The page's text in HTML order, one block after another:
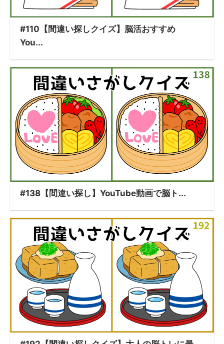
#110【間違い探しクイズ】脳活おすすめ
You...
#138【間違い探し】YouTube動画で脳ト...